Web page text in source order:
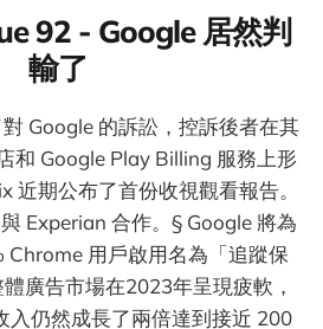
92 - Google 居然判
輸了
Google 的訴訟，控訴後者在其
和 Google Play Billing 服務上形
近期公布了首份收視觀看報告。
Experian 合作。§ Google 將為
Chrome 用戶啟用名為「追蹤保
廣告市場在2023年呈現疲軟，
入仍然成長了兩倍達到接近 200